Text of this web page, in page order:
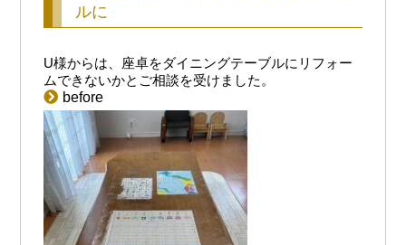
ルに
U様からは、座卓をダイニングテーブルにリフォー
ムできないかとご相談を受けました。
before